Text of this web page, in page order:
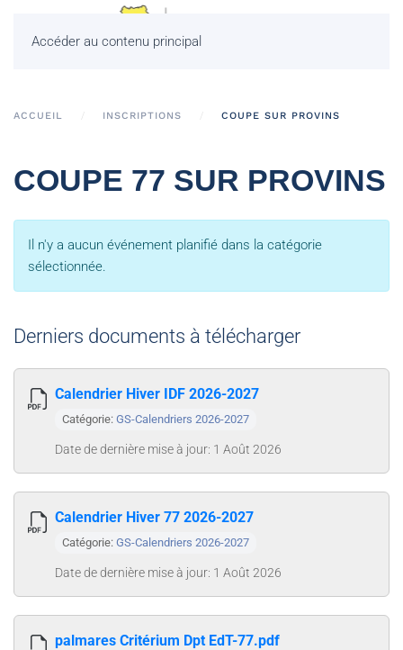
Accéder au contenu principal
ACCUEIL INSCRIPTIONS COUPE SUR PROVINS
COUPE 77 SUR PROVINS
Il n'y a aucun événement planifié dans la catégorie
sélectionnée.
Derniers documents à télécharger
Calendrier Hiver IDF 2026-2027
Catégorie: GS-Calendriers 2026-2027
Date de dernière mise à jour: 1 Août 2026
Calendrier Hiver 77 2026-2027
Catégorie: GS-Calendriers 2026-2027
Date de dernière mise à jour: 1 Août 2026
palmares Critérium Dpt EdT-77.pdf